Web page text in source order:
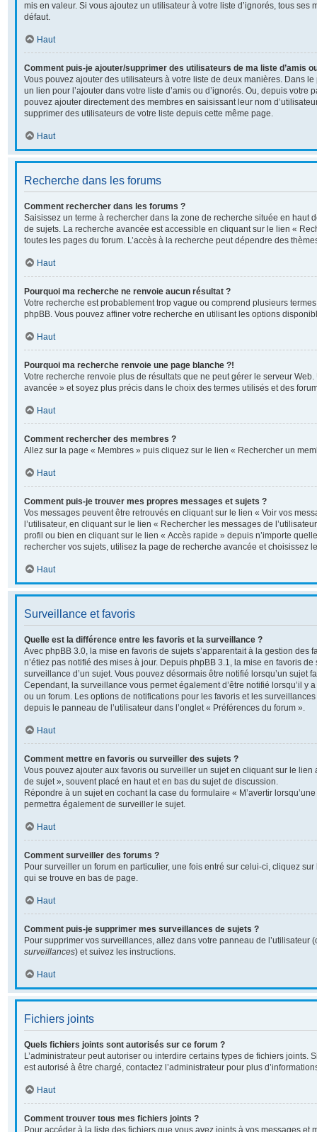
mis en valeur. Si vous ajoutez un utilisateur à votre liste d’ignorés, tous ses
défaut.
Haut
Comment puis-je ajouter/supprimer des utilisateurs de ma liste d’amis
Vous pouvez ajouter des utilisateurs à votre liste de deux manières. Dans
un lien pour l’ajouter dans votre liste d’amis ou d’ignorés. Ou, depuis votre
pouvez ajouter directement des membres en saisissant leur nom
supprimer des utilisateurs de votre liste depuis cette même page.
Haut
Recherche dans les forums
Comment rechercher dans les forums ?
Saisissez un terme à rechercher dans la zone de recherche située en haut
de sujets. La recherche avancée est accessible en cliquant sur le lien «
toutes les pages du forum. L’accès à la recherche peut dépendre des
Haut
Pourquoi ma recherche ne renvoie aucun résultat ?
Votre recherche est probablement trop vague ou comprend plusieurs
phpBB. Vous pouvez affiner votre recherche en utilisant les options
Haut
Pourquoi ma recherche renvoie une page blanche ?!
Votre recherche renvoie plus de résultats que ne peut gérer le serveur
avancée » et soyez plus précis dans le choix des termes utilisés et des
Haut
Comment rechercher des membres ?
Allez sur la page « Membres » puis cliquez sur le lien « Rechercher un
Haut
Comment puis-je trouver mes propres messages et sujets ?
Vos messages peuvent être retrouvés en cliquant sur le lien « Voir vos
l’utilisateur, en cliquant sur le lien « Rechercher les messages de
profil ou bien en cliquant sur le lien « Accès rapide » depuis n’importe
rechercher vos sujets, utilisez la page de recherche avancée et choisissez
Haut
Surveillance et favoris
Quelle est la différence entre les favoris et la surveillance ?
Avec phpBB 3.0, la mise en favoris de sujets s’apparentait à la gestion des
n’étiez pas notifié des mises à jour. Depuis phpBB 3.1, la mise en favoris
surveillance d’un sujet. Vous pouvez désormais être notifié lorsqu’un sujet
Cependant, la surveillance vous permet également d’être notifié lorsqu’il y
ou un forum. Les options de notifications pour les favoris et les
depuis le panneau de l’utilisateur dans l’onglet « Préférences du forum ».
Haut
Comment mettre en favoris ou surveiller des sujets ?
Vous pouvez ajouter aux favoris ou surveiller un sujet en cliquant sur le
de sujet », souvent placé en haut et en bas du sujet de discussion.
Répondre à un sujet en cochant la case du formulaire « M’avertir
permettra également de surveiller le sujet.
Haut
Comment surveiller des forums ?
Pour surveiller un forum en particulier, une fois entré sur celui-ci, cliquez
qui se trouve en bas de page.
Haut
Comment puis-je supprimer mes surveillances de sujets ?
Pour supprimer vos surveillances, allez dans votre panneau de l’utilisateur
surveillances) et suivez les instructions.
Haut
Fichiers joints
Quels fichiers joints sont autorisés sur ce forum ?
L’administrateur peut autoriser ou interdire certains types de fichiers joints.
est autorisé à être chargé, contactez l’administrateur pour plus
Haut
Comment trouver tous mes fichiers joints ?
Pour accéder à la liste des fichiers que vous avez joints à vos messages et